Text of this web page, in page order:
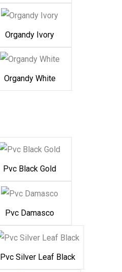
Organdy Ivory
Organdy White
Pvc Black Gold
Pvc Damasco
Pvc Silver Leaf Black